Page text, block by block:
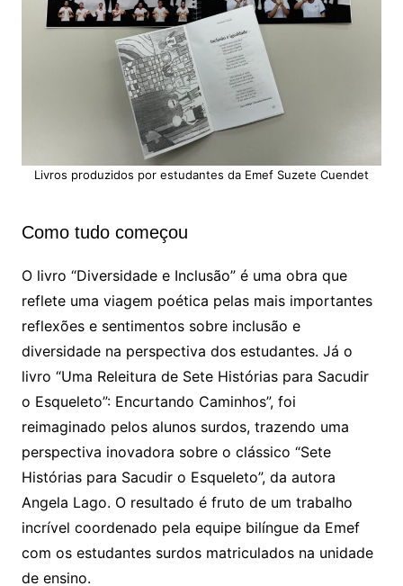
Livros produzidos por estudantes da Emef Suzete Cuendet
Como tudo começou
O livro “Diversidade e Inclusão” é uma obra que
reflete uma viagem poética pelas mais importantes
reflexões e sentimentos sobre inclusão e
diversidade na perspectiva dos estudantes. Já o
livro “Uma Releitura de Sete Histórias para Sacudir
o Esqueleto”: Encurtando Caminhos”, foi
reimaginado pelos alunos surdos, trazendo uma
perspectiva inovadora sobre o clássico “Sete
Histórias para Sacudir o Esqueleto”, da autora
Angela Lago. O resultado é fruto de um trabalho
incrível coordenado pela equipe bilíngue da Emef
com os estudantes surdos matriculados na unidade
de ensino.